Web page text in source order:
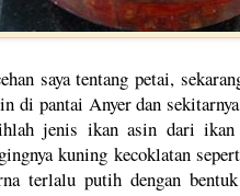
saya tentang petai,
di pantai Anyer dan
jenis ikan asin dari ikan
kuning kecoklatan
terlalu putih dengan